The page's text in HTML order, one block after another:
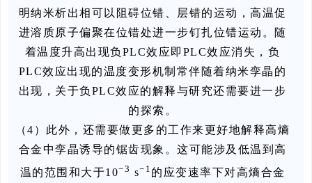
明纳米析出相可以阻碍位错、层错的运动，高温促
进溶质原子偏聚在位错处进一步钉扎位错运动。随
着温度升高出现负PLC效应即PLC效应消失，负
PLC效应出现的温度变形机制常伴随着纳米孪晶的
出现，关于负PLC效应的解释与研究还需要进一步
的探索。
（4）此外，还需要做更多的工作来更好地解释高熵
合金中孪晶诱导的锯齿现象。这可能涉及低温到高
温的范围和大于10−3 s−1 的应变速率下对高熵合金